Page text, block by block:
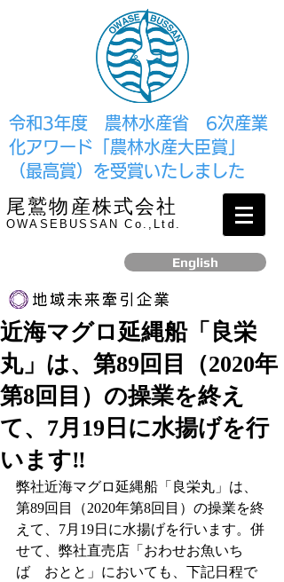
​令和3年度 農林水産省 6次産業
化アワード「農林水産大臣賞」
（最高賞）を受賞いたしました
尾鷲物産株式会社
OWASEBUSSAN Co.,Ltd.
English
リンク
​2017年12月、経済産業省より認定されました
近海マグロ延縄船「良栄
丸」は、第89回目（2020年
第8回目）の操業を終え
て、7月19日に水揚げを行
います‼
弊社近海マグロ延縄船「良栄丸」は、
第89回目（2020年第8回目）の操業を終
えて、7月19日に水揚げを行います。併
せて、弊社直売店「おわせお魚いち
ば　おとと」においても、下記日程で